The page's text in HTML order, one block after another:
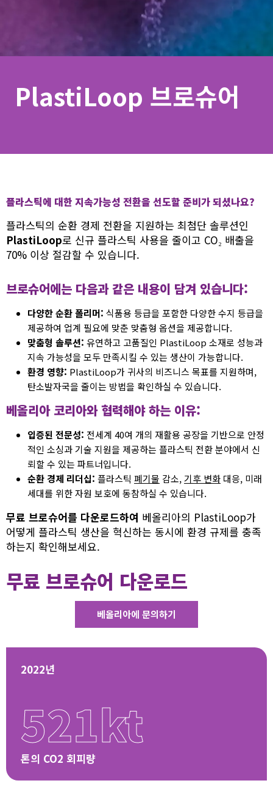
PlastiLoop 브로슈어
플라스틱에 대한 지속가능성 전환을 선도할 준비가 되셨나요?
플라스틱의 순환 경제 전환을 지원하는 최첨단 솔루션인
PlastiLoop로 신규 플라스틱 사용을 줄이고 CO₂ 배출을
70% 이상 절감할 수 있습니다.
브로슈어에는 다음과 같은 내용이 담겨 있습니다:
다양한 순환 폴리머: 식품용 등급을 포함한 다양한 수지 등급을
제공하여 업계 필요에 맞춘 맞춤형 옵션을 제공합니다.
맞춤형 솔루션: 유연하고 고품질인 PlastiLoop 소재로 성능과
지속 가능성을 모두 만족시킬 수 있는 생산이 가능합니다.
환경 영향: PlastiLoop가 귀사의 비즈니스 목표를 지원하며,
탄소발자국을 줄이는 방법을 확인하실 수 있습니다.
베올리아 코리아와 협력해야 하는 이유:
입증된 전문성: 전세계 40여 개의 재활용 공장을 기반으로 안정
적인 소싱과 기술 지원을 제공하는 플라스틱 전환 분야에서 신
뢰할 수 있는 파트너입니다.
순환 경제 리더십: 플라스틱 폐기물 감소,기후 변화 대응, 미래
세대를 위한 자원 보호에 동참하실 수 있습니다.
무료 브로슈어를 다운로드하여 베올리아의 PlastiLoop가
어떻게 플라스틱 생산을 혁신하는 동시에 환경 규제를 충족
하는지 확인해보세요.
무료 브로슈어 다운로드
베올리아에 문의하기
2022년
521kt
톤의 CO2 회피량